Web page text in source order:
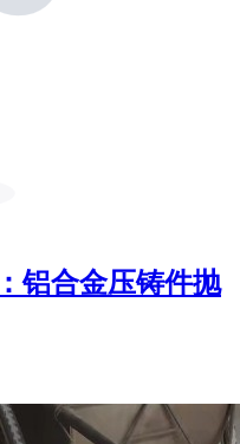
铝合金压铸件抛